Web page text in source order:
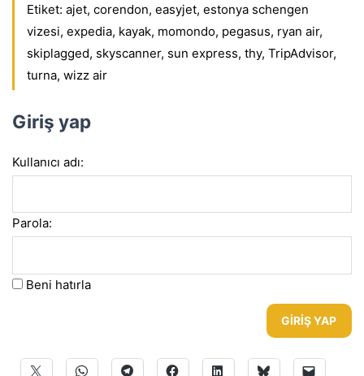
Etiket: ajet, corendon, easyjet, estonya schengen
vizesi, expedia, kayak, momondo, pegasus, ryan air,
skiplagged, skyscanner, sun express, thy, TripAdvisor,
turna, wizz air
Giriş yap
Kullanıcı adı:
Parola:
Beni hatırla
GIRIŞ YAP